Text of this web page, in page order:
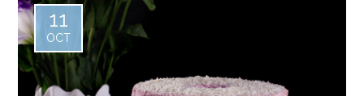
11
OCT